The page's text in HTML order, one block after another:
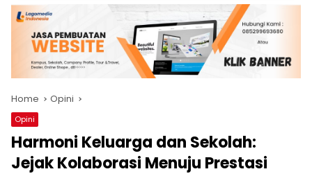
Home Opini
Opini
Harmoni Keluarga dan Sekolah:
Jejak Kolaborasi Menuju Prestasi